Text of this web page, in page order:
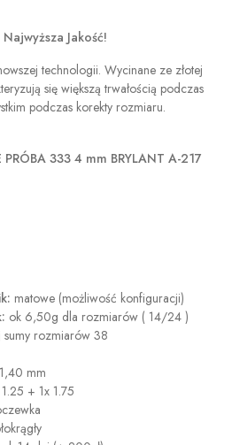
Jakość!
technologii. Wycinane ze złotej
się większą trwałością podczas
podczas korekty rozmiaru.
PRÓBA 333 4 mm BRYLANT A-217
matowe (możliwość konfiguracji)
ok 6,50g dla rozmiarów ( 14/24 )
sumy rozmiarów 38
mm
+ 1x 1.75